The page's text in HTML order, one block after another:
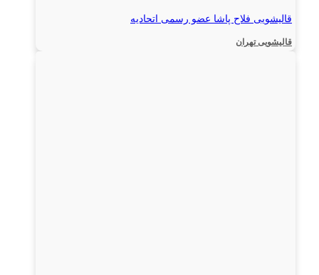
قالیشویی فلاح پاشا عضو رسمی اتحادیه
قالیشویی تهران